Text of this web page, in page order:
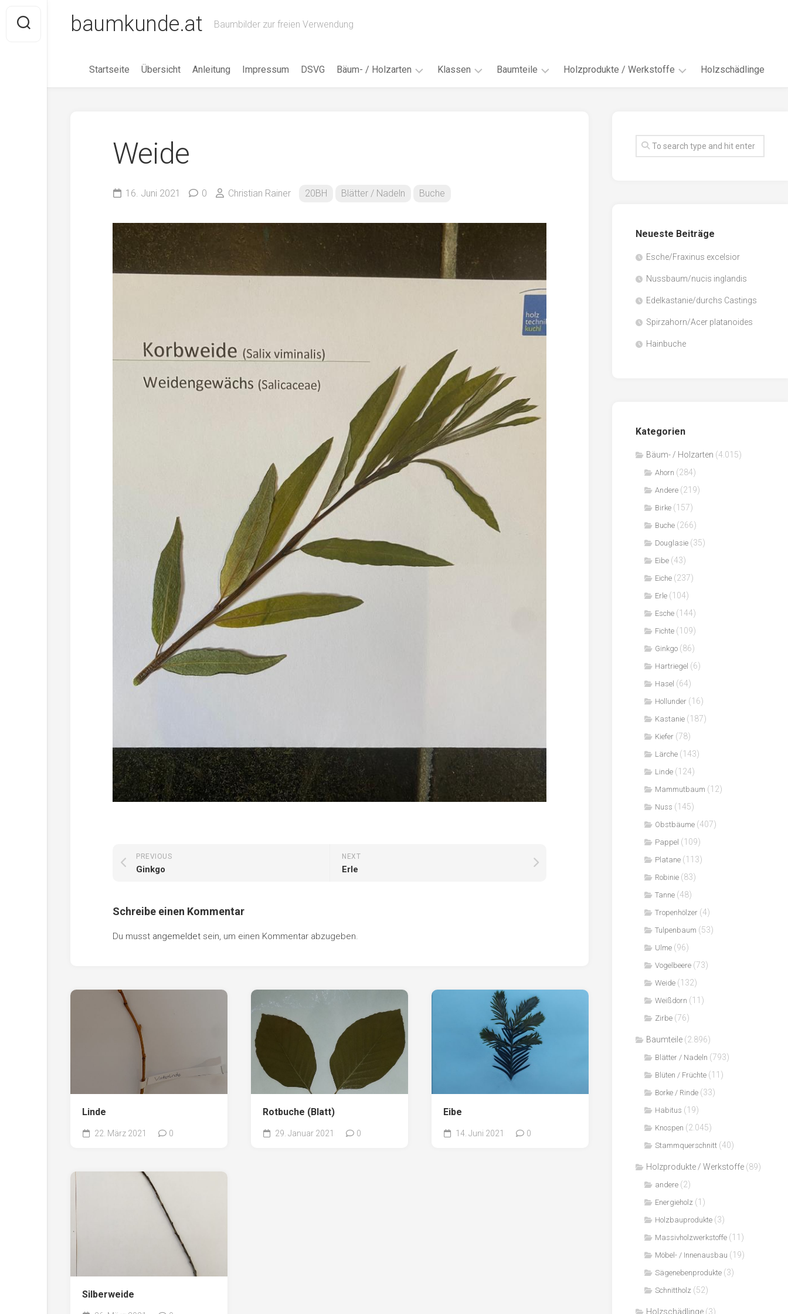
content
baumkunde.at Baumbilder zur freien Verwendung
Startseite Übersicht Anleitung Impressum DSVG Bäum- / Holzarten
Eibe
Eiche
Hasel
Hollunder
Kastanie
Kiefer
Lärche
Linde
Mammutbaum
Robinie
Tulpenbaum
Klassen
18AH
18BH
19AF
20BH
Admin
Baumteile
Habitus
Holzprodukte / Werkstoffe
Faserwerkstoffe
Sägenebenprodukte
Holzschädlinge
Weide
16. Juni 2021 0 Christian Rainer 20BH Blätter / Nadeln Buche
NEXT
Erle
PREVIOUS
Ginkgo
Schreibe einen Kommentar
Du musst angemeldet sein, um einen Kommentar abzugeben.
Linde
22. März 2021 0
Rotbuche (Blatt)
29. Januar 2021 0
Eibe
14. Juni 2021 0
Silberweide
Neueste Beiträge
Esche/Fraxinus excelsior
Nussbaum/nucis inglandis
Edelkastanie/durchs Castings
Spirzahorn/Acer platanoides
Hainbuche
Kategorien
Bäum- / Holzarten (4.015)
Ahorn (284)
Andere (219)
Birke (157)
Buche (266)
Douglasie (35)
Eibe (43)
Eiche (237)
Erle (104)
Esche (144)
Fichte (109)
Ginkgo (86)
Hartriegel (6)
Hasel (64)
Hollunder (16)
Kastanie (187)
Kiefer (78)
Lärche (143)
Linde (124)
Mammutbaum (12)
Nuss (145)
Obstbäume (407)
Pappel (109)
Platane (113)
Robinie (83)
Tanne (48)
Tropenhölzer (4)
Tulpenbaum (53)
Ulme (96)
Vogelbeere (73)
Weide (132)
Weißdorn (11)
Zirbe (76)
Baumteile (2.896)
Blätter / Nadeln (793)
Blüten / Früchte (11)
Borke / Rinde (33)
Habitus (19)
Knospen (2.045)
Stammquerschnitt (40)
Holzprodukte / Werkstoffe (89)
andere (2)
Energieholz (1)
Holzbauprodukte (3)
Massivholzwerkstoffe (11)
Möbel- / Innenausbau (19)
Sägenebenprodukte (3)
Schnittholz (52)
Holzschädlinge (3)